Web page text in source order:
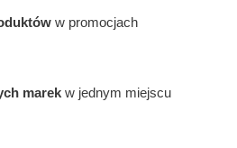
w promocjach
marek w jednym miejscu